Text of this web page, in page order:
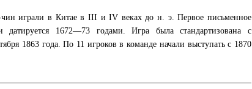
играли в Китае в III и IV веках до н. э. Первое письменное
1672—73 годами. Игра была стандартизована с
1863 года. По 11 игроков в команде начали выступать с 1870